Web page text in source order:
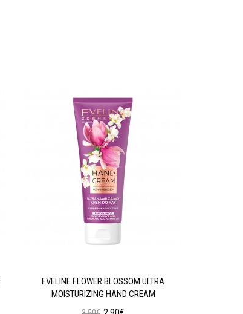
EVELINE FLOWER BLOSSOM ULTRA
MOISTURIZING HAND CREAM